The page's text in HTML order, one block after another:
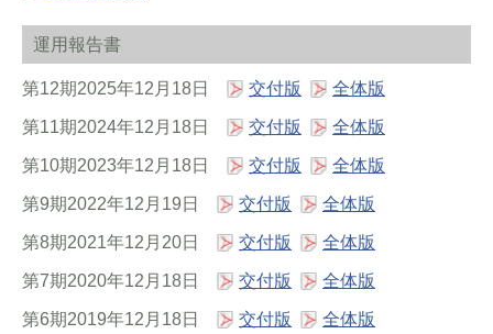
運用報告書
第12期2025年12月18日 交付版 全体版
第11期2024年12月18日 交付版 全体版
第10期2023年12月18日 交付版 全体版
第9期2022年12月19日 交付版 全体版
第8期2021年12月20日 交付版 全体版
第7期2020年12月18日 交付版 全体版
第6期2019年12月18日 交付版 全体版